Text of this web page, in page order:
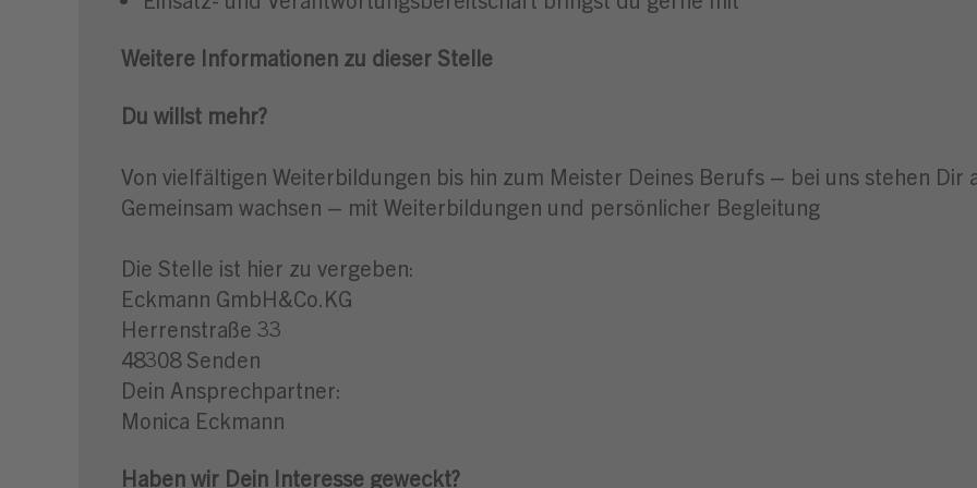
Weitere Informationen zu dieser Stelle
Du willst mehr?
Von vielfältigen Weiterbildungen bis hin zum Meister Deines Berufs – bei uns stehen Dir
Gemeinsam wachsen – mit Weiterbildungen und persönlicher Begleitung
Die Stelle ist hier zu vergeben:
Eckmann GmbH&Co.KG
Herrenstraße 33
48308 Senden
Dein Ansprechpartner:
Monica Eckmann
Haben wir Dein Interesse geweckt?